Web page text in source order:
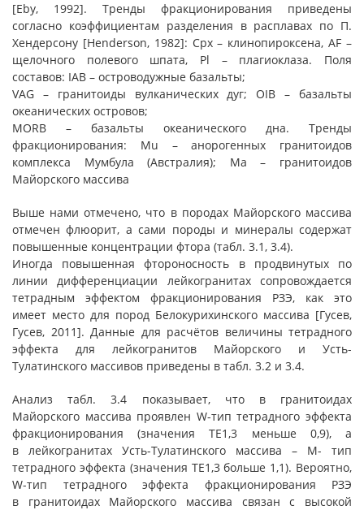
[Eby, 1992]. Тренды фракционирования приведены
согласно коэффициентам разделения в расплавах по П.
Хендерсону [Henderson, 1982]: Cpx – клинопироксена, AF –
щелочного полевого шпата, Pl – плагиоклаза. Поля
составов: IAB – островодужные базальты;
VAG – гранитоиды вулканических дуг; OIB – базальты
океанических островов;
MORB – базальты океанического дна. Тренды
фракционирования: Mu – анорогенных гранитоидов
комплекса Мумбула (Австралия); Ma – гранитоидов
Майорского массива
Выше нами отмечено, что в породах Майорского массива
отмечен флюорит, а сами породы и минералы содержат
повышенные концентрации фтора (табл. 3.1, 3.4).
Иногда повышенная фтороносность в продвинутых по
линии дифференциации лейкогранитах сопровождается
тетрадным эффектом фракционирования РЗЭ, как это
имеет место для пород Белокурихинского массива [Гусев,
Гусев, 2011]. Данные для расчётов величины тетрадного
эффекта для лейкогранитов Майорского и Усть-
Тулатинского массивов приведены в табл. 3.2 и 3.4.
Анализ табл. 3.4 показывает, что в гранитоидах
Майорского массива проявлен W-тип тетрадного эффекта
фракционирования (значения ТЕ1,3 меньше 0,9), а
в лейкогранитах Усть-Тулатинского массива – M- тип
тетрадного эффекта (значения ТЕ1,3 больше 1,1). Вероятно,
W-тип тетрадного эффекта фракционирования РЗЭ
в гранитоидах Майорского массива связан с высокой